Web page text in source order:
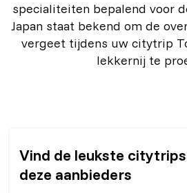
specialiteiten bepalend voor
Japan staat bekend om de
vergeet tijdens uw citytrip
lekkernij te
Vind de leukste
deze aanbieders